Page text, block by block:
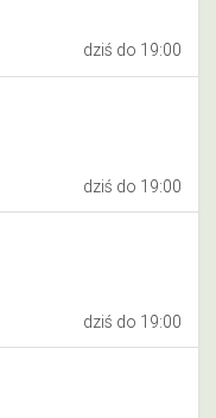
dziś do 19:00
dziś do 19:00
dziś do 19:00